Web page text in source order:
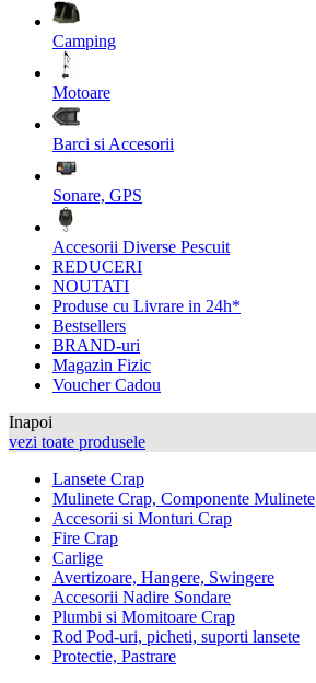
Camping
Motoare
Barci si Accesorii
Sonare, GPS
Accesorii Diverse Pescuit
REDUCERI
NOUTATI
Produse cu Livrare in 24h*
Bestsellers
BRAND-uri
Magazin Fizic
Voucher Cadou
Inapoi
vezi toate produsele
Lansete Crap
Mulinete Crap, Componente Mulinete
Accesorii si Monturi Crap
Fire Crap
Carlige
Avertizoare, Hangere, Swingere
Accesorii Nadire Sondare
Plumbi si Momitoare Crap
Rod Pod-uri, picheti, suporti lansete
Protectie, Pastrare